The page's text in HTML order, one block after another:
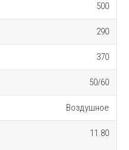
500
290
370
50/60
Воздушное
11.80